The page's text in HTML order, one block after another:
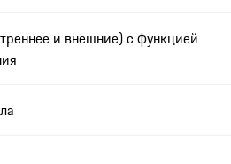
и внешние) с функцией